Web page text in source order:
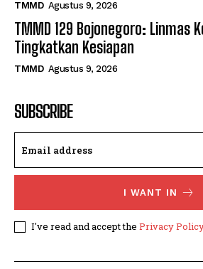
TMMD Agustus 9, 2026
TMMD 129 Bojonegoro: Linmas
Tingkatkan Kesiapan
TMMD Agustus 9, 2026
SUBSCRIBE
I WANT IN
I've read and accept the Privacy Policy